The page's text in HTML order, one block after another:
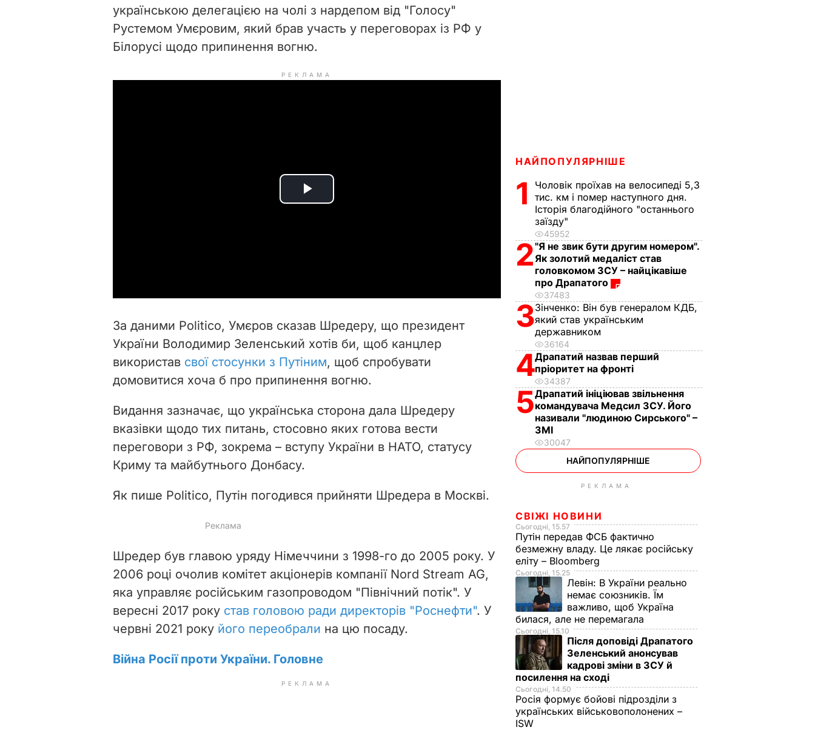
українською делегацією на чолі з нардепом від "Голосу"
Рустемом Умєровим, який брав участь у переговорах із РФ у
Білорусі щодо припинення вогню.
РЕКЛАМА
P
i
d
o
За даними Politico, Умєров сказав Шредеру, що президент
України Володимир Зеленський хотів би, щоб канцлер
використав свої стосунки з Путіним, щоб спробувати
домовитися хоча б про припинення вогню.
Видання зазначає, що українська сторона дала Шредеру
вказівки щодо тих питань, стосовно яких готова вести
переговори з РФ, зокрема – вступу України в НАТО, статусу
Криму та майбутнього Донбасу.
Як пише Politico, Путін погодився прийняти Шредера в Москві.
Шредер був главою уряду Німеччини з 1998-го до 2005 року. У
2006 році очолив комітет акціонерів компанії Nord Stream AG,
яка управляє російським газопроводом "Північний потік". У
вересні 2017 року став головою ради директорів "Роснефти". У
червні 2021 року його переобрали на цю посаду.
Війна Росії проти України. Головне
РЕКЛАМА
НАЙПОПУЛЯРНІШЕ
1
Чоловік проїхав на велосипеді 5,3
тис. км і помер наступного дня.
Історія благодійного "останнього
заїзду"
45952
2"Я не звик бути другим номером".
Як золотий медаліст став
головкомом ЗСУ – найцікавіше
про Драпатого
37483
3Зінченко: Він був генералом КДБ,
який став українським
державником
36164
4Драпатий назвав перший
пріоритет на фронті
34387
5Драпатий ініціював звільнення
командувача Медсил ЗСУ. Його
називали "людиною Сирського" –
ЗМІ
30047
НАЙПОПУЛЯРНІШЕ
РЕКЛАМА
СВІЖІ НОВИНИ
Сьогодні, 15.57
Путін передав ФСБ фактично
безмежну владу. Це лякає російську
еліту – Bloomberg
Сьогодні, 15.25
Левін: В України реально
немає союзників. Їм
важливо, щоб Україна
билася, але не перемагала
Сьогодні, 15.10
Після доповіді Драпатого
Зеленський анонсував
кадрові зміни в ЗСУ й
посилення на сході
Сьогодні, 14.50
Росія формує бойові підрозділи з
українських військовополонених –
ISW